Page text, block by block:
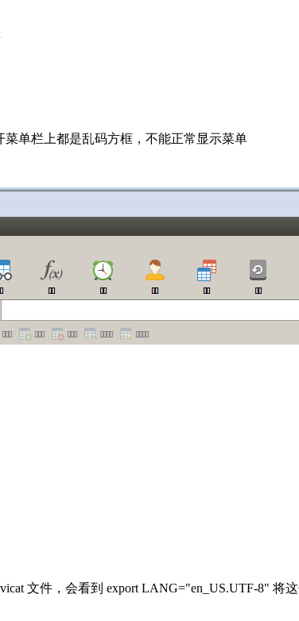
菜单栏上都是乱码方框，不能正常显示菜单
文件，会看到 export LANG="en_US.UTF-8" 将